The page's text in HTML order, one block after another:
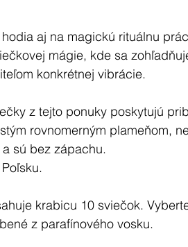
aj na magickú rituálnu
mágie, kde sa
konkrétnej vibrácie.
z tejto ponuky poskytujú
rovnomerným plameňom,
sú bez zápachu.
krabicu 10 sviečok.
z parafínového vosku.